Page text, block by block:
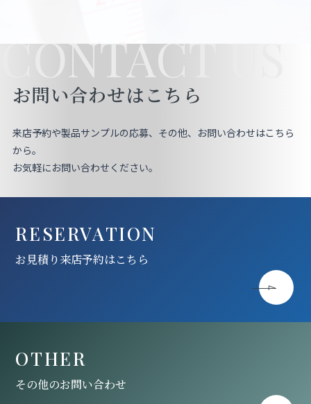
お見積り来店予約はこちら
法人のお客様へ
CONTACT US
お問い合わせはこちら
来店予約や製品サンプルの応募、その他、お問い合わせはこちら
から。
お気軽にお問い合わせください。
RESERVATION
お見積り来店予約はこちら
OTHER
その他のお問い合わせ